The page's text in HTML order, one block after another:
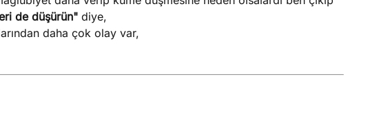
de düşürün" diye,
daha çok olay var,